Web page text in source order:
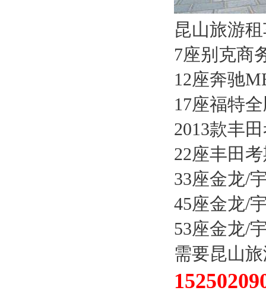
昆山旅游
7座别克商
12座奔驰
17座福特
2013款丰
22座丰田
33座金龙/
45座金龙/
53座金龙/
需要昆山